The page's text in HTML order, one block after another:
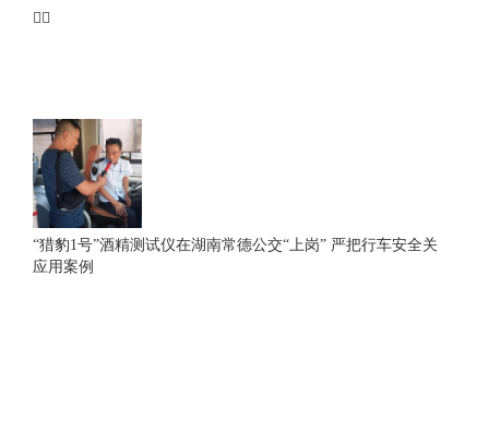
“猎豹1号”酒精测试仪在湖南常德公交“上岗” 严把行车安全关
应用案例